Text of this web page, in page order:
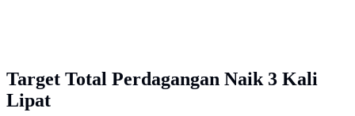
Target Total Perdagangan Naik 3 Kali
Lipat